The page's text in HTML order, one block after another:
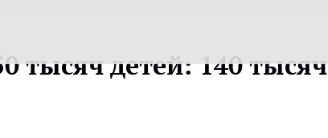
тысяч детей: 140 тысяч